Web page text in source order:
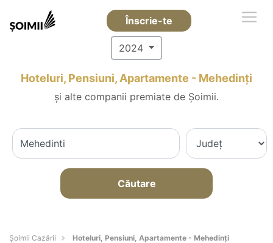
Înscrie-te
2024
Hoteluri, Pensiuni, Apartamente - Mehedinţi
și alte companii premiate de Șoimii.
Căutare
Șoimii Cazării Hoteluri, Pensiuni, Apartamente - Mehedinţi